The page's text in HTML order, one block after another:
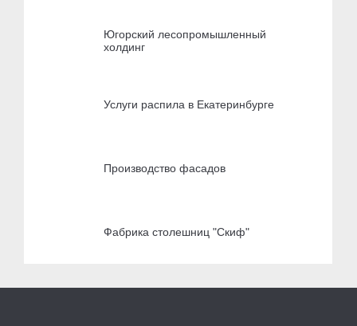
Югорский лесопромышленный
холдинг
Услуги распила в Екатеринбурге
Производство фасадов
Фабрика столешниц "Скиф"